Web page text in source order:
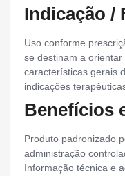
Indicação /
Uso conforme
se destinam a
características gerais
indicações
Benefícios
Produto padronizado
administração
Informação técnica e